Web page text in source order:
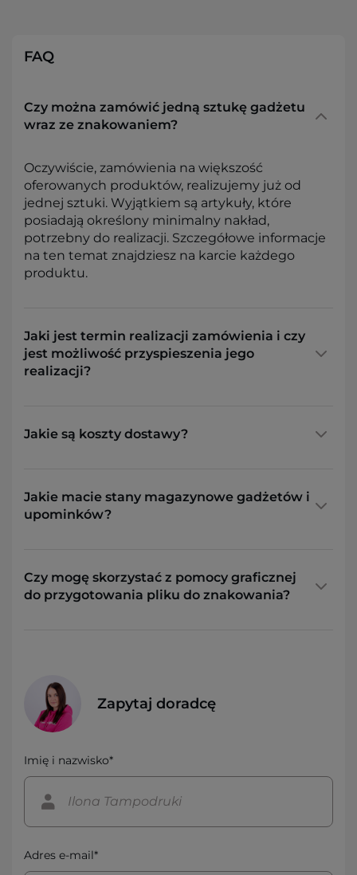
FAQ
Czy można zamówić jedną sztukę gadżetu
wraz ze znakowaniem?
Oczywiście, zamówienia na większość
oferowanych produktów, realizujemy już od
jednej sztuki. Wyjątkiem są artykuły, które
posiadają określony minimalny nakład,
potrzebny do realizacji. Szczegółowe informacje
na ten temat znajdziesz na karcie każdego
produktu.
Jaki jest termin realizacji zamówienia i czy
jest możliwość przyspieszenia jego
realizacji?
Jakie są koszty dostawy?
Jakie macie stany magazynowe gadżetów i
upominków?
Czy mogę skorzystać z pomocy graficznej
do przygotowania pliku do znakowania?
Zapytaj doradcę
Imię i nazwisko*
Adres e-mail*